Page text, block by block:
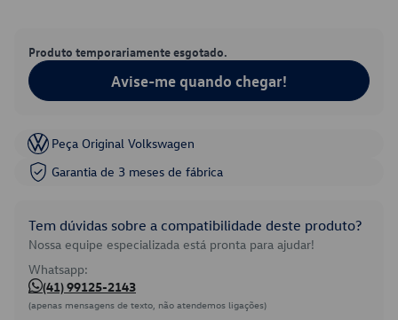
Produto temporariamente esgotado.
Avise-me quando chegar!
Peça Original Volkswagen
Garantia de 3 meses de fábrica
Tem dúvidas sobre a compatibilidade deste produto?
Nossa equipe especializada está pronta para ajudar!
Whatsapp:
(41) 99125-2143
(apenas mensagens de texto, não atendemos ligações)